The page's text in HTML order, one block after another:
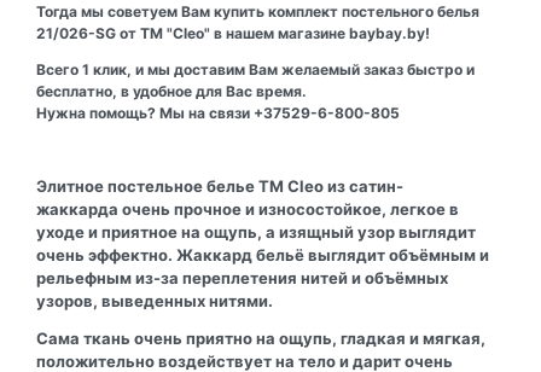
Тогда мы советуем Вам купить комплект постельного белья
21/026-SG от ТМ "Cleo" в нашем магазине baybay.by!
Всего 1 клик, и мы доставим Вам желаемый заказ быстро и
бесплатно, в удобное для Вас время.
Нужна помощь? Мы на связи +37529-6-800-805
Элитное постельное белье ТМ Cleo из сатин-
жаккарда очень прочное и износостойкое, легкое в
уходе и приятное на ощупь, а изящный узор выглядит
очень эффектно. Жаккард бельё выглядит объёмным и
рельефным из-за переплетения нитей и объёмных
узоров, выведенных нитями.
Сама ткань очень приятно на ощупь, гладкая и мягкая,
положительно воздействует на тело и дарит очень